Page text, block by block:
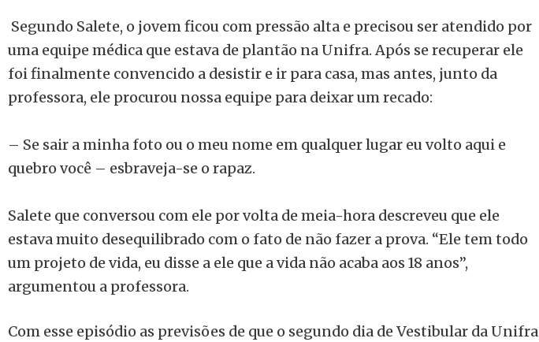
Segundo Salete, o jovem ficou com pressão alta e precisou ser atendido por
uma equipe médica que estava de plantão na Unifra. Após se recuperar ele
foi finalmente convencido a desistir e ir para casa, mas antes, junto da
professora, ele procurou nossa equipe para deixar um recado:
– Se sair a minha foto ou o meu nome em qualquer lugar eu volto aqui e
quebro você – esbraveja-se o rapaz.
Salete que conversou com ele por volta de meia-hora descreveu que ele
estava muito desequilibrado com o fato de não fazer a prova. “Ele tem todo
um projeto de vida, eu disse a ele que a vida não acaba aos 18 anos”,
argumentou a professora.
Com esse episódio as previsões de que o segundo dia de Vestibular da Unifra